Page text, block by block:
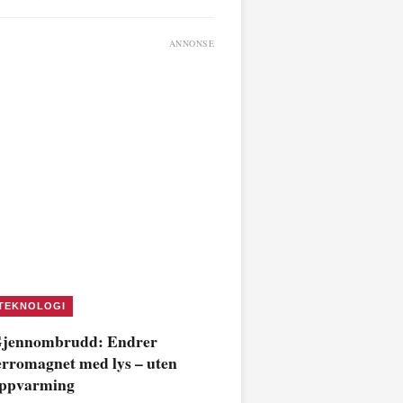
ANNONSE
Endrer
med lys – uten